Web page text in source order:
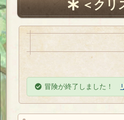
＜クリ
冒険が終了しました！